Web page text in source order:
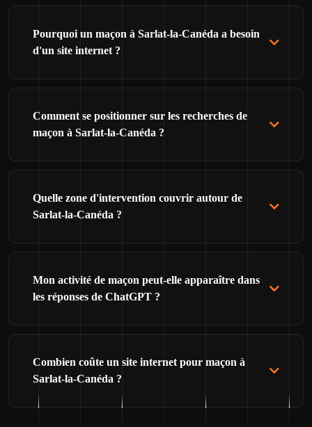
Pourquoi un maçon à Sarlat-la-Canéda a besoin
d'un site internet ?
Comment se positionner sur les recherches de
maçon à Sarlat-la-Canéda ?
Quelle zone d'intervention couvrir autour de
Sarlat-la-Canéda ?
Mon activité de maçon peut-elle apparaître dans
les réponses de ChatGPT ?
Combien coûte un site internet pour maçon à
Sarlat-la-Canéda ?